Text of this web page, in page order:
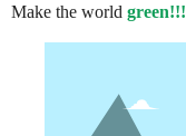
Make the world green!!!